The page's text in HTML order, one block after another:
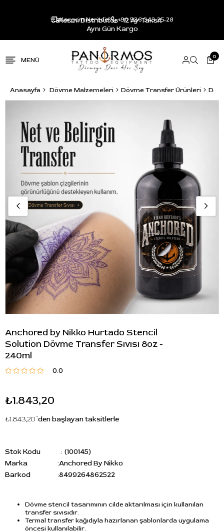
Resmi Distribütör - 12 Ay Taksit -
Aynı Gün Kargo
Kargom Nerede? +90 536 343 25 28
0
Anasayfa Dövme Malzemeleri Dövme Transfer Ürünleri
Anchored by Nikko Hurtado Stencil
Solution Dövme Transfer Sıvısı 8oz -
240ml
0.0
₺1.843,20
₺1.843,20`den başlayan taksitlerle
Stok Kodu
(100145)
Marka
:Anchored By Nikko
Barkod
:8499264862522
Dövme stencil tasarımının cilde aktarılması için kullanılan
transfer sıvısıdır.
Termal transfer kağıdıyla hazırlanan şablonlarda uygulama
öncesi kullanılabilir.